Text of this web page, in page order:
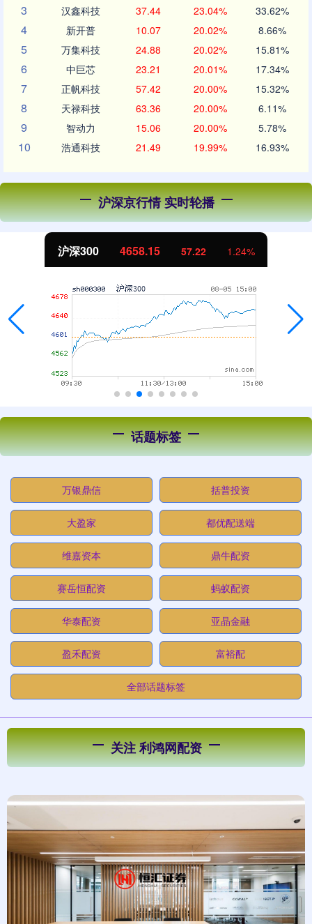
3 汉鑫科技 37.44 23.04% 33.62%
4 新开普 10.07 20.02% 8.66%
5 万集科技 24.88 20.02% 15.81%
6 中巨芯 23.21 20.01% 17.34%
7 正帆科技 57.42 20.00% 15.32%
8 天禄科技 63.36 20.00% 6.11%
9 智动力 15.06 20.00% 5.78%
10 浩通科技 21.49 19.99% 16.93%
沪深京行情 实时轮播
北证50 1119.46 25.97 2.38%
话题标签
万银鼎信 括普投资
大盈家 都优配送端
维嘉资本 鼎牛配资
赛岳恒配资 蚂蚁配资
华泰配资 亚晶金融
盈禾配资 富裕配
全部话题标签
关注 利鸿网配资